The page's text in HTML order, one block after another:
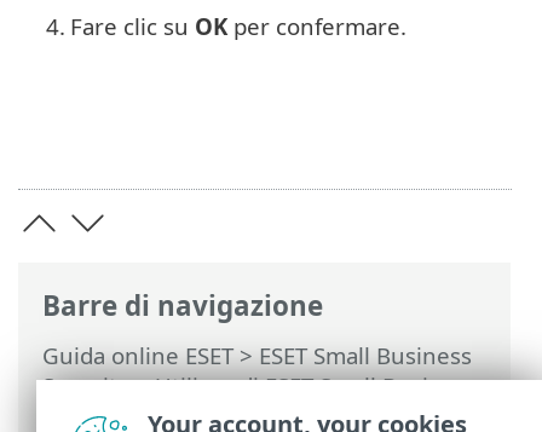
Barre di navigazione
Guida online ESET> ESET Small Business
Security>Utilizzo di ESET Small Business
Security
>Configurazione>Protezione
4. Fare clic su OK per confermare.
Your account, your cookies